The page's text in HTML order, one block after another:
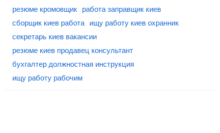
резюме кромовщик
работа заправщик киев
сборщик киев работа
ищу работу киев охранник
секретарь киев вакансии
резюме киев продавец консультант
бухгалтер должностная инструкция
ищу работу рабочим